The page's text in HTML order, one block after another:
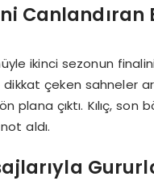
Canlandıran
ikinci sezonun
çeken sahneler
plana çıktı. Kılıç,
aldı.